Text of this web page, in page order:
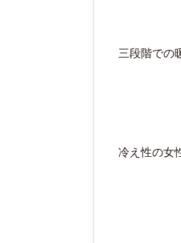
三段階での
冷え性の女